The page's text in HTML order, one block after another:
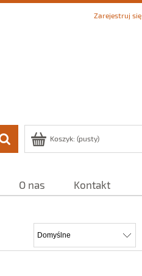
Zarejestruj się
Koszyk: (pusty)
O nas Kontakt